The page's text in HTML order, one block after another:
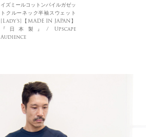
イズミールコットンパイルガゼッ
トクルーネック半袖スウェット
[Lady's]【MADE IN JAPAN】
『日本製』/ Upscape
Audience